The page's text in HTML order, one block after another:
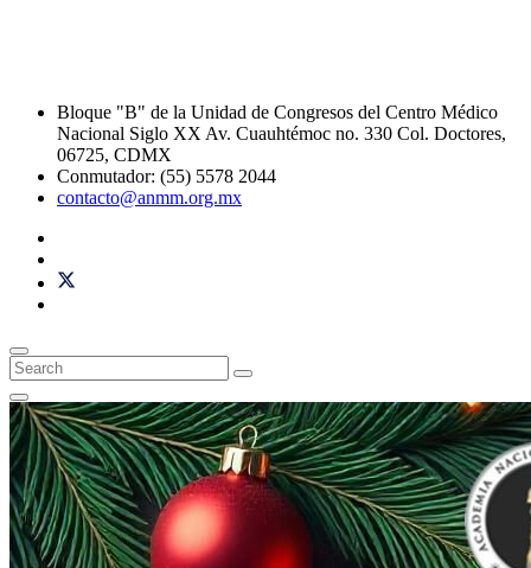
Bloque "B" de la Unidad de Congresos del Centro Médico
Nacional Siglo XX Av. Cuauhtémoc no. 330 Col. Doctores,
06725, CDMX
Conmutador: (55) 5578 2044
contacto@anmm.org.mx